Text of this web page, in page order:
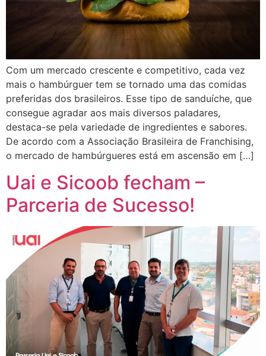
Com um mercado crescente e competitivo, cada vez
mais o hambúrguer tem se tornado uma das comidas
preferidas dos brasileiros. Esse tipo de sanduíche, que
consegue agradar aos mais diversos paladares,
destaca-se pela variedade de ingredientes e sabores.
De acordo com a Associação Brasileira de Franchising,
o mercado de hambúrgueres está em ascensão em […]
Uai e Sicoob fecham –
Parceria de Sucesso!